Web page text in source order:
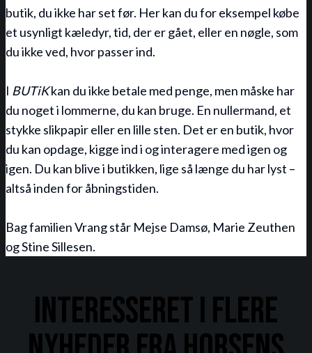
butik, du ikke har set før. Her kan du for eksempel købe
et usynligt kæledyr, tid, der er gået, eller en nøgle, som
du ikke ved, hvor passer ind.
I BUTiKkan du ikke betale med penge, men måske har
du noget i lommerne, du kan bruge. En nullermand, et
stykke slikpapir eller en lille sten. Det er en butik, hvor
du kan opdage, kigge ind i og interagere med igen og
igen. Du kan blive i butikken, lige så længe du har lyst –
altså inden for åbningstiden.
Bag familien Vrang står Mejse Damsø, Marie Zeuthen
og Stine Sillesen.
Interesseret i flere